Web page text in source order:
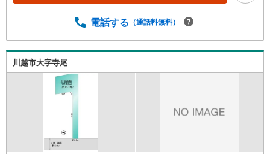
電話する （通話料無料）
川越市大字寺尾